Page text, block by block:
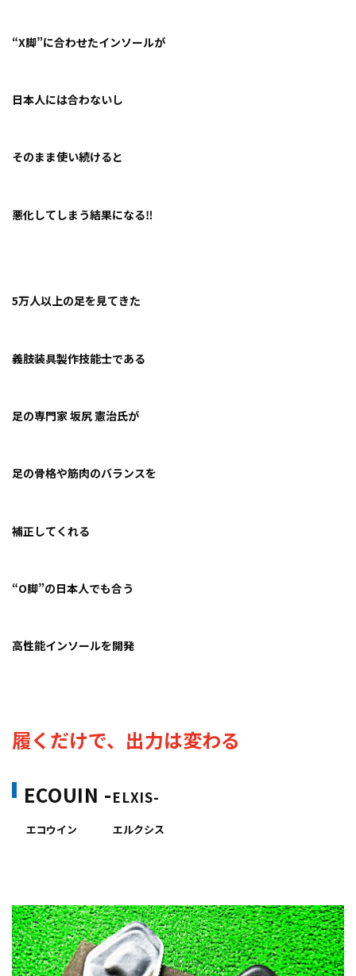
“X脚”に合わせたインソールが
日本人には合わないし
そのまま使い続けると
悪化してしまう結果になる‼️
5万人以上の足を見てきた
義肢装具製作技能士である
足の専門家 坂尻 憲治氏が
足の骨格や筋肉のバランスを
補正してくれる
“O脚”の日本人でも合う
高性能インソールを開発
履くだけで、出力は変わる
​ECOUIN -ELXIS-
エコウイン エルクシス